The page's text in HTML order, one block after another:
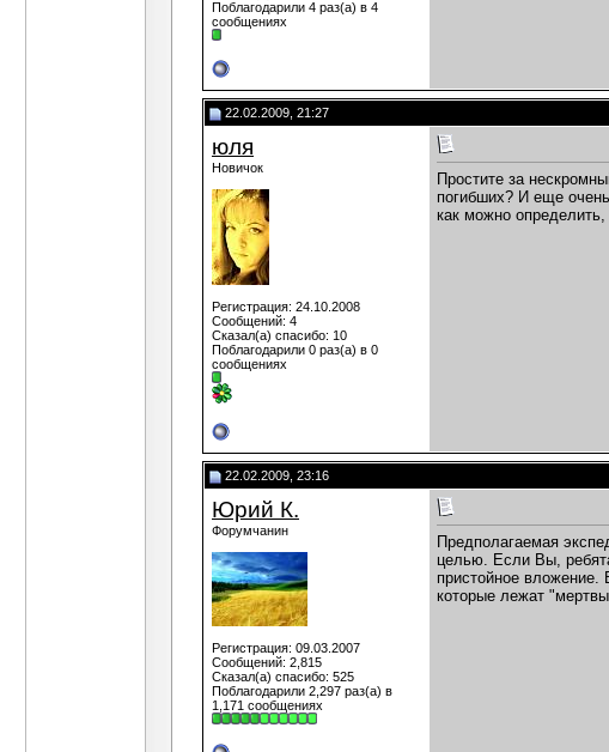
Поблагодарили 4 раз(а) в 4
сообщениях
22.02.2009, 21:27
юля
Новичок
Регистрация: 24.10.2008
Сообщений: 4
Сказал(а) спасибо: 10
Поблагодарили 0 раз(а) в 0
сообщениях
Простите за
погибших? И еще
как можно
22.02.2009, 23:16
Юрий К.
Форумчанин
Регистрация: 09.03.2007
Сообщений: 2,815
Сказал(а) спасибо: 525
Поблагодарили 2,297 раз(а) в
1,171 сообщениях
Предполагаемая
целью. Если Вы,
пристойное вложение.
которые лежат